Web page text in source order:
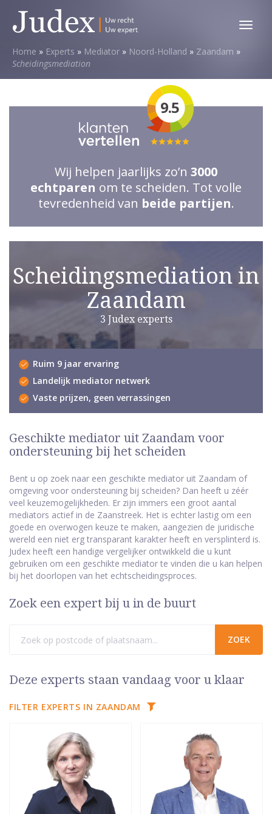
Toggle
Home » Experts » Mediator » Noord-Holland » Zaandam »
Scheidingsmediation
9.5
Totale
waardering:
5
van
Wij helpen jaarlijks zo’n 3000
echtparen om te scheiden. Tot volle
tevredenheid van beide partijen.
Scheidingsmediation in
Zaandam
3 Judex experts
Ruim 9 jaar ervaring
Landelijk mediator netwerk
Vaste prijzen, geen verrassingen
Geschikte mediator uit Zaandam voor
ondersteuning bij het scheiden
Bent u op zoek naar een geschikte mediator uit Zaandam of
omgeving voor ondersteuning bij scheiden? Dan heeft u zéér
veel keuzemogelijkheden. Er zijn immers een groot aantal
mediators actief in de Zaanstreek. Het is echter lastig om een
goede en overwogen keuze te maken, aangezien de juridische
wereld een niet erg transparant karakter heeft en versplinterd is.
Judex heeft een handige vergelijker ontwikkeld die u kunt
gebruiken om een geschikte mediator te vinden die u kan helpen
bij het doorlopen van het echtscheidingsproces.
Zoek een expert bij u in de buurt
Deze experts staan vandaag voor u klaar
FILTER EXPERTS IN ZAANDAM